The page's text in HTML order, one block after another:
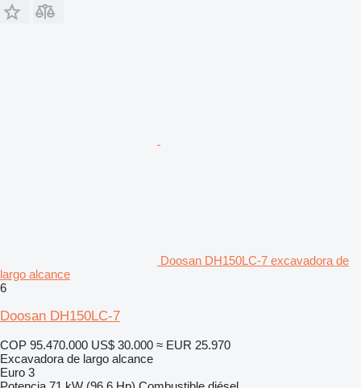
Doosan DH150LC-7 excavadora de
largo alcance
6
Doosan DH150LC-7
COP 95.470.000 US$ 30.000 ≈ EUR 25.970
Excavadora de largo alcance
Euro 3